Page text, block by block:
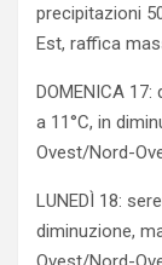
precipitazioni
Est, raffica
DOMENICA
a 11°C, in
Ovest/Nord-
LUNEDÌ 18:
diminuzione,